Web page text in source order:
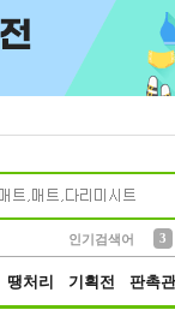
인기검색어
4
땡처리 기획전 판촉관